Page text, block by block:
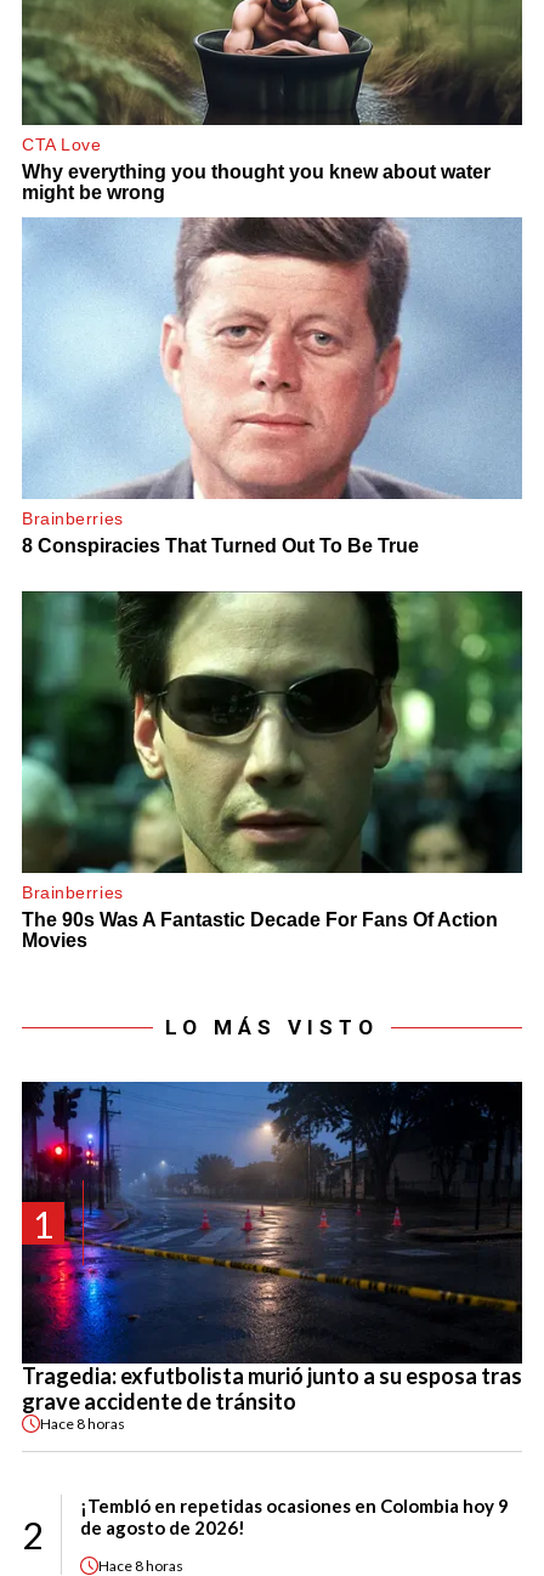
LO MÁS VISTO
1
Tragedia: exfutbolista murió junto a su esposa tras
grave accidente de tránsito
Hace8 horas
2
¡Tembló en repetidas ocasiones en Colombia hoy 9
de agosto de 2026!
Hace8 horas